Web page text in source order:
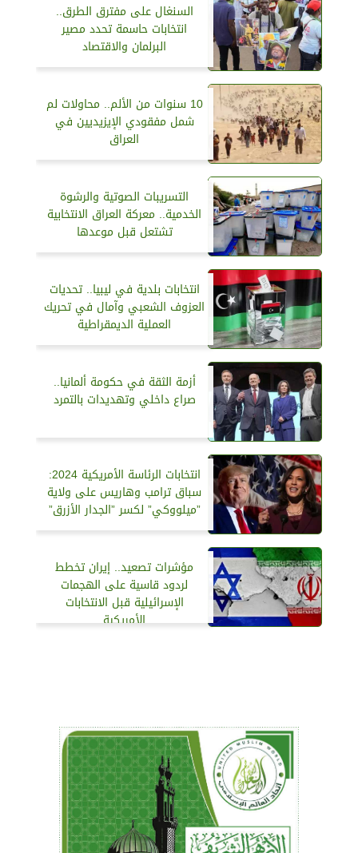
السنغال على مفترق الطرق..
انتخابات حاسمة تحدد مصير
البرلمان والاقتصاد
10 سنوات من الألم.. محاولات لم
شمل مفقودي الإيزيديين في
العراق
التسريبات الصوتية والرشوة
الخدمية.. معركة العراق الانتخابية
تشتعل قبل موعدها
انتخابات بلدية في ليبيا.. تحديات
العزوف الشعبي وآمال في تحريك
العملية الديمقراطية
أزمة الثقة في حكومة ألمانيا..
صراع داخلي وتهديدات بالتمرد
انتخابات الرئاسة الأمريكية 2024:
سباق ترامب وهاريس على ولاية
”ميلووكي” لكسر ”الجدار الأزرق”
مؤشرات تصعيد.. إيران تخطط
لردود قاسية على الهجمات
الإسرائيلية قبل الانتخابات
الأمريكية